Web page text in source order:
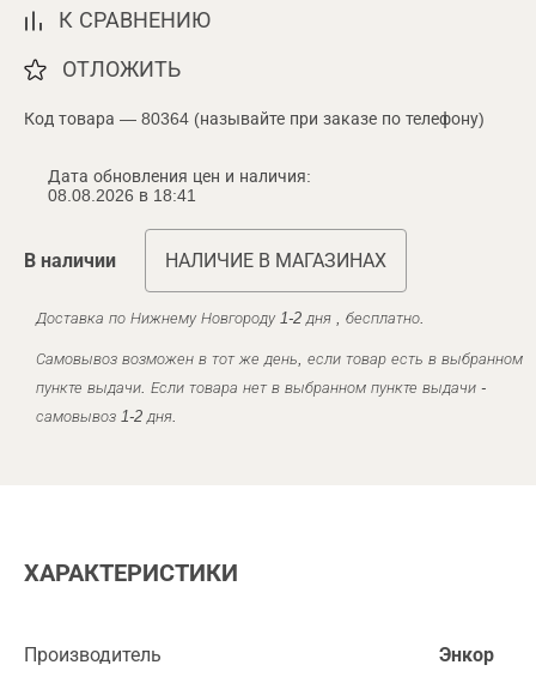
К СРАВНЕНИЮ
ОТЛОЖИТЬ
Код товара — 80364 (называйте при заказе по телефону)
Дата обновления цен и наличия:
08.08.2026 в 18:41
В наличии НАЛИЧИЕ В МАГАЗИНАХ
Доставка по Нижнему Новгороду 1-2 дня , бесплатно.
Самовывоз возможен в тот же день, если товар есть в выбранном
пункте выдачи. Если товара нет в выбранном пункте выдачи -
самовывоз 1-2 дня.
ХАРАКТЕРИСТИКИ
Производитель Энкор